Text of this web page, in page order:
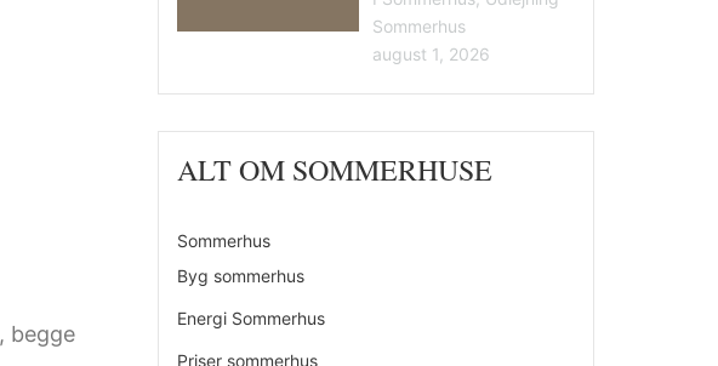
, begge
Sommerhus
august 1, 2026
ALT OM SOMMERHUSE
Sommerhus
Byg sommerhus
Energi Sommerhus
Priser sommerhus